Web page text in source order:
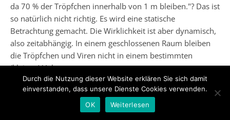
da 70 % der Tröpfchen innerhalb von 1 m bleiben."? Das ist
so natürlich nicht richtig. Es wird eine statische
Betrachtung gemacht. Die Wirklichkeit ist aber dynamisch,
also zeitabhängig. In einem geschlossenen Raum bleiben
die Tröpfchen und Viren nicht in einem bestimmten
(kleinen) Volumen.
Das von der WHO angesprochene "Risiko", könnte man
eher mit der Dichte r in Verbindung bringen. Wenn eine
Person durch eine Wolke im Abstand von 1 m getroffen
Durch die Nutzung dieser Website erklären Sie sich damit
einverstanden, dass unsere Dienste Cookies verwenden.
OK
Weiterlesen